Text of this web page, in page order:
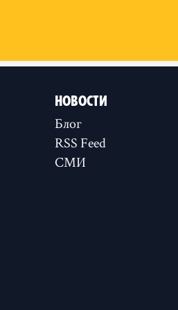
НОВОСТИ
Блог
RSS Feed
СМИ